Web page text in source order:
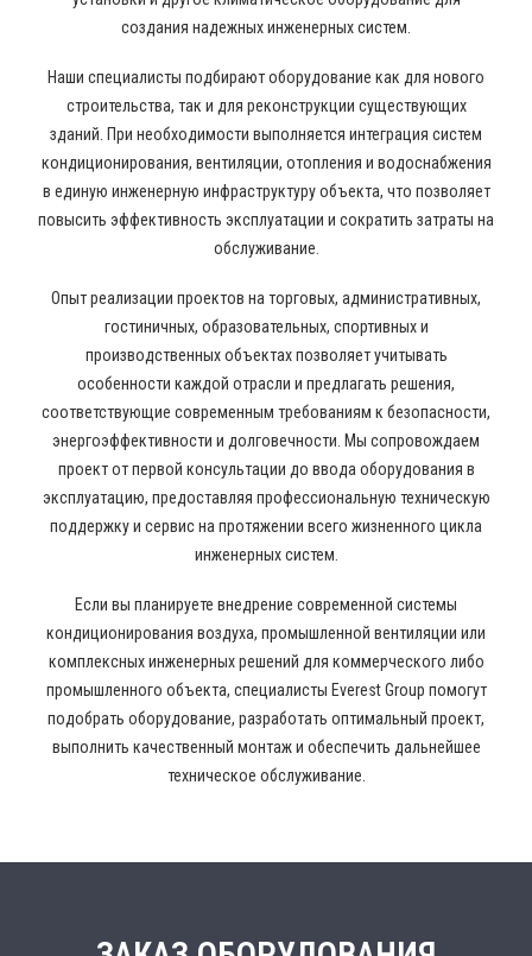
создания надежных инженерных систем.
Наши специалисты подбирают оборудование как для нового
строительства, так и для реконструкции существующих
зданий. При необходимости выполняется интеграция систем
кондиционирования, вентиляции, отопления и водоснабжения
в единую инженерную инфраструктуру объекта, что позволяет
повысить эффективность эксплуатации и сократить затраты на
обслуживание.
Опыт реализации проектов на торговых, административных,
гостиничных, образовательных, спортивных и
производственных объектах позволяет учитывать
особенности каждой отрасли и предлагать решения,
соответствующие современным требованиям к безопасности,
энергоэффективности и долговечности. Мы сопровождаем
проект от первой консультации до ввода оборудования в
эксплуатацию, предоставляя профессиональную техническую
поддержку и сервис на протяжении всего жизненного цикла
инженерных систем.
Если вы планируете внедрение современной системы
кондиционирования воздуха, промышленной вентиляции или
комплексных инженерных решений для коммерческого либо
промышленного объекта, специалисты Everest Group помогут
подобрать оборудование, разработать оптимальный проект,
выполнить качественный монтаж и обеспечить дальнейшее
техническое обслуживание.